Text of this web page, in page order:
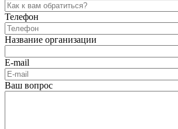
Телефон
Название организации
E-mail
Ваш вопрос